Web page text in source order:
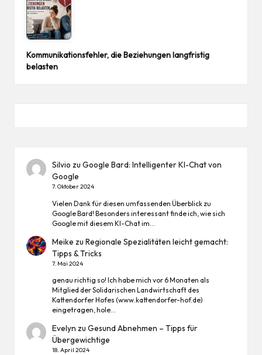
Kommunikationsfehler, die Beziehungen langfristig
belasten
Silvio zuGoogle Bard: Intelligenter KI-Chat von
Google
7. Oktober 2024
Vielen Dank für diesen umfassenden Überblick zu
Google Bard! Besonders interessant finde ich, wie sich
Google mit diesem KI-Chat im…
Meike zuRegionale Spezialitäten leicht gemacht:
Tipps & Tricks
7. Mai 2024
genau richtig so! Ich habe mich vor 6 Monaten als
Mitglied der Solidarischen Landwirtschaft des
Kattendorfer Hofes (www.kattendorfer-hof.de)
eingetragen, hole…
Evelyn zuGesund Abnehmen – Tipps für
Übergewichtige
18. April 2024